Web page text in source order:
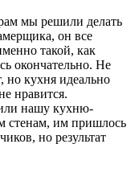
мы решили делать
он все
такой, как
окончательно. Не
но кухня идеально
нравится.
нашу кухню-
стенам, им пришлось
но результат